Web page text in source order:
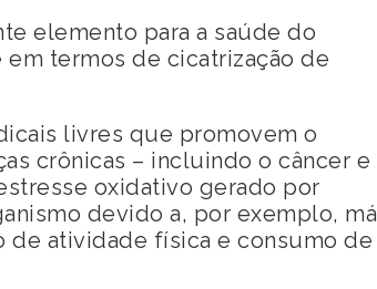
elemento para a saúde do
termos de cicatrização de
livres que promovem o
crônicas – incluindo o câncer e
oxidativo gerado por
devido a, por exemplo, má
de atividade física e consumo de